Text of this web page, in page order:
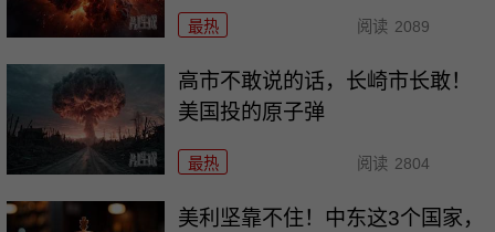
最热 阅读 2089
高市不敢说的话，长崎市长敢！
美国投的原子弹
最热 阅读 2804
美利坚靠不住！中东这3个国家，